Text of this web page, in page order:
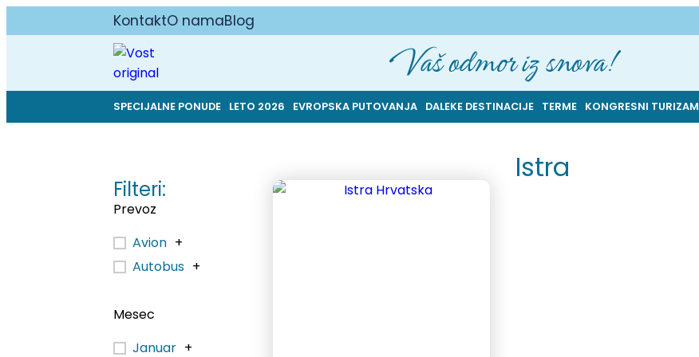
KontaktO namaBlog
Vaš odmor iz snova!
SPECIJALNE PONUDE LETO 2026 EVROPSKA PUTOVANJA DALEKE DESTINACIJE TERME KONGRESNI TURIZAM
Istra
Filteri:
Prevoz
Avion +
Autobus +
Mesec
Januar +